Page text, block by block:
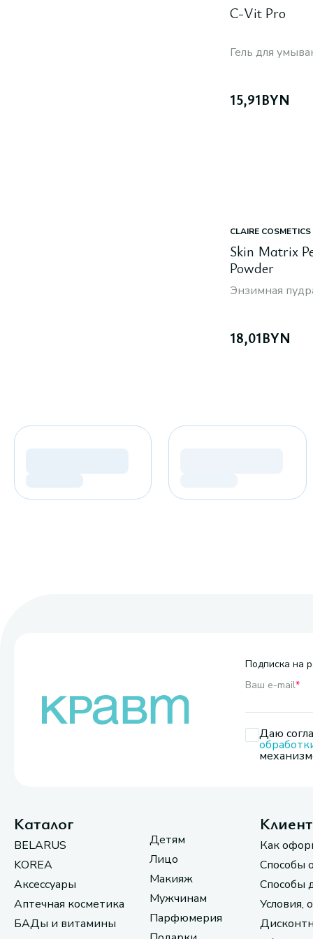
C-Vit Pro
Гель для
15,91BYN
CLAIRE COSMETICS
Skin Matrix
Powder
Энзимная
18,01BYN
Подписка на
Ваш e-mail*
Даю
Каталог
BELARUS
KOREA
Аксессуары
Аптечная косметика
БАДы и витамины
Детям
Лицо
Макияж
Мужчинам
Парфюмерия
Как
Способы
Способы
Условия,